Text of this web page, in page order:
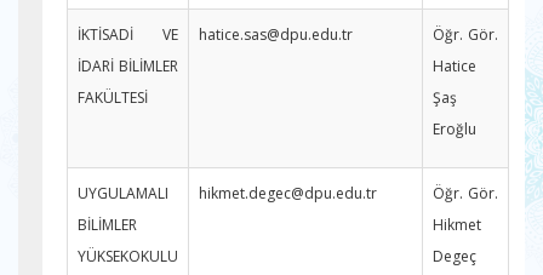
İKTİSADİ VE
İDARİ BİLİMLER
FAKÜLTESİ
hatice.sas@dpu.edu.tr
Öğr. Gör.
Hatice
Şaş
Eroğlu
UYGULAMALI
BİLİMLER
YÜKSEKOKULU
hikmet.degec@dpu.edu.tr
Öğr. Gör.
Hikmet
Degeç